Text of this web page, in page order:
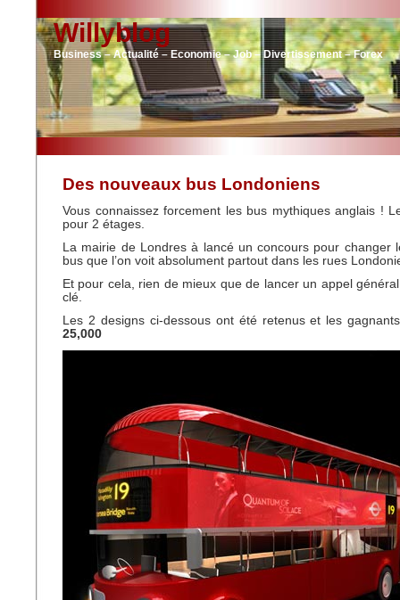
Willyblog
Business – Actualité – Economie – Job – Divertissement – Forex
Des nouveaux bus Londoniens
Vous connaissez forcement les bus mythiques anglais !
pour 2 étages.
La mairie de Londres à lancé un concours pour changer
bus que l’on voit absolument partout dans les rues
Et pour cela, rien de mieux que de lancer un appel
clé.
Les 2 designs ci-dessous ont été retenus et les
25,000